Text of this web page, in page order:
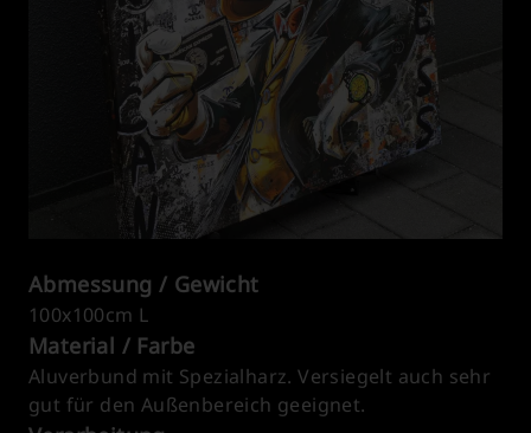
Abmessung / Gewicht
100x100cm L
Material / Farbe
Aluverbund mit Spezialharz. Versiegelt auch sehr
gut für den Außenbereich geeignet.